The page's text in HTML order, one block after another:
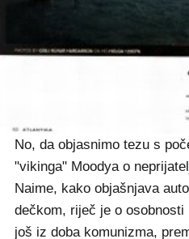
No, da objasnimo tezu s
"vikinga" Moodya o
Naime, kako objašnjava
dečkom, riječ je o
još iz doba komunizma,